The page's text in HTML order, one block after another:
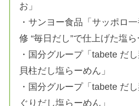
お」
・サンヨー食品「サッポロ
修 “毎日だし”で仕上げた塩ら
・国分グループ「tabete だ
貝柱だし塩らーめん」
・国分グループ「tabete だ
ぐりだし塩らーめん」